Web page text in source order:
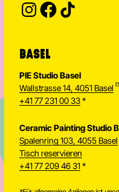
BASEL
PIE Studio Basel
Wallstrasse 14, 4051 Basel
+41 77 231 00 33*
Ceramic Painting Studio
Spalenring 103, 4055 Basel
Tisch reservieren
+41 77 209 46 31 *